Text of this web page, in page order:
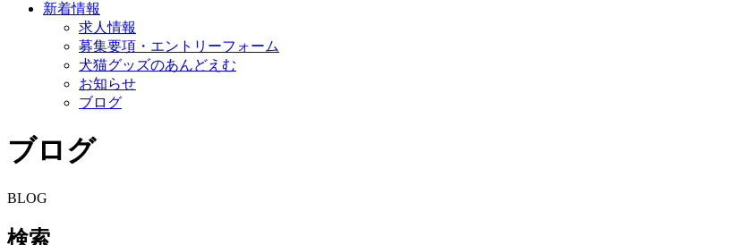
新着情報
求人情報
募集要項・エントリーフォーム
犬猫グッズのあんどえむ
お知らせ
ブログ
ブログ
BLOG
検索